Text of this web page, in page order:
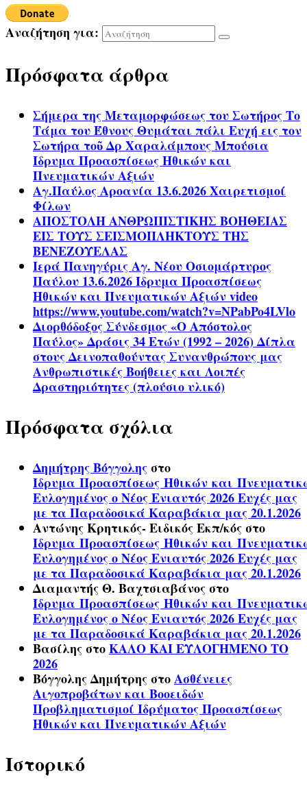
Αναζήτηση για:
Πρόσφατα άρθρα
Σήμερα της Μεταμορφώσεως του Σωτήρος Το
Τάμα του Έθνους Θυμάται πάλι Ευχή εις τον
Σωτήρα τοῦ Δρ Χαραλάμπους Μπούσια
Ίδρυμα Προασπίσεως Ηθικών και
Πνευματικών Αξιών
Αγ.Παύλος Αροανία 13.6.2026 Χαιρετισμοί
Φίλων
ΑΠΟΣΤΟΛΗ ΑΝΘΡΩΠΙΣΤΙΚΗΣ ΒΟΗΘΕΙΑΣ
ΕΙΣ ΤΟΥΣ ΣΕΙΣΜΟΠΛΗΚΤΟΥΣ ΤΗΣ
ΒΕΝΕΖΟΥΕΛΑΣ
Ιερά Πανηγύρις Αγ. Νέου Οσιομάρτυρος
Παύλου 13.6.2026 Ίδρυμα Προασπίσεως
Ηθικών και Πνευματικών Αξιών video
https://www.youtube.com/watch?v=NPabPo4LVlo
Διορθόδοξος Σύνδεσμος «Ο Απόστολος
Παύλος» Δράσις 34 Ετών (1992 – 2026) Δίπλα
στους Δεινοπαθούντας Συνανθρώπους μας
Ανθρωπιστικές Βοήθειες και Λοιπές
Δραστηριότητες (πλούσιο υλικό)
Πρόσφατα σχόλια
Δημήτρης Βόγγοληςστο
Ίδρυμα Προασπίσεως Ηθικών και
Ευλογημένος ο Νέος Ενιαυτός 2026 Ευχές μας
με τα Παραδοσικά Καραβάκια μας 20.1.2026
Αντώνης Κρητικός- Ειδικός Εκπ/κόςστο
Ίδρυμα Προασπίσεως Ηθικών και
Ευλογημένος ο Νέος Ενιαυτός 2026 Ευχές μας
με τα Παραδοσικά Καραβάκια μας 20.1.2026
Διαμαντής Θ. Βαχτσιαβάνοςστο
Ίδρυμα Προασπίσεως Ηθικών και
Ευλογημένος ο Νέος Ενιαυτός 2026 Ευχές μας
με τα Παραδοσικά Καραβάκια μας 20.1.2026
ΒασίληςστοΚΑΛΟ ΚΑΙ ΕΥΛΟΓΗΜΕΝΟ ΤΟ
2026
Βόγγολης ΔημήτρηςστοΑσθένειες
Αιγοπροβάτων και Βοοειδών
Προβληματισμοί Ιδρύματος Προασπίσεως
Ηθικών και Πνευματικών Αξιών
Ιστορικό